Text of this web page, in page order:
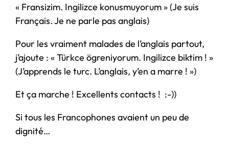
« Fransizim. Ingilizce konusmuyorum » (Je suis
Français. Je ne parle pas anglais)
Pour les vraiment malades de l’anglais partout,
j’ajoute : « Türkce ögreniyorum. Ingilizce biktim ! »
(J’apprends le turc. L’anglais, y’en a marre ! »)
Et ça marche ! Excellents contacts ! :-))
Si tous les Francophones avaient un peu de
dignité…